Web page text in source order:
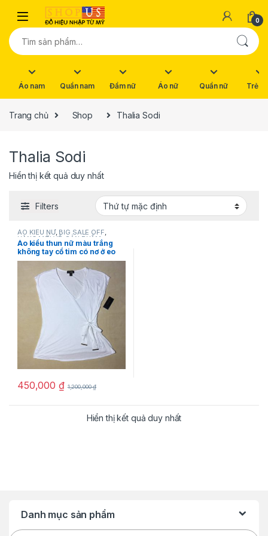
Skip to navigation
Skip to content
0
Tìm kiếm:
Áo nam Quần nam Đầm nữ Áo nữ Quần nữ Trẻ
Trang chủ Shop Thalia Sodi
Thalia Sodi
Hiển thị kết quả duy nhất
Filters
ÁO KIỂU NỮ, BIG SALE OFF,
HÀNG MỚI VỀ SẢN PHẨM
KHUYẾN MÃI, Thalia Sodi,THỜI
TRANG NỮ
Áo kiểu thun nữ màu trắng
không tay cổ tim có nơ ở eo
hiệu Thalia Sodi size S
450,000 ₫ 1,200,000₫
Hiển thị kết quả duy nhất
Danh mục sản phẩm